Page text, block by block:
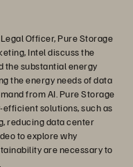
Officer, Pure Storage
Intel discuss the
the substantial energy
the energy needs of data
from AI. Pure Storage
solutions, such as
reducing data center
to explore why
are necessary to